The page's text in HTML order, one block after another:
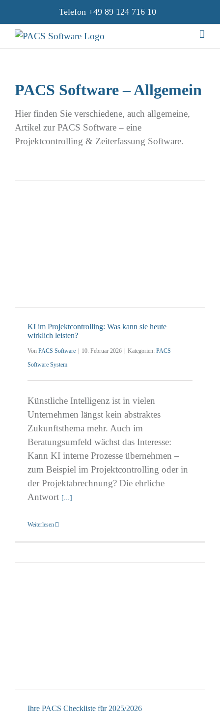
springen
Telefon +49 89 124 716 10
PACS Software – Allgemein
Hier finden Sie verschiedene, auch allgemeine,
Artikel zur PACS Software – eine
Projektcontrolling & Zeiterfassung Software.
KI im Projektcontrolling: Was kann sie heute
wirklich leisten?
Von PACS Software | 10. Februar 2026 | Kategorien: PACS
Software System
Künstliche Intelligenz ist in vielen
Unternehmen längst kein abstraktes
Zukunftsthema mehr. Auch im
Beratungsumfeld wächst das Interesse:
Kann KI interne Prozesse übernehmen –
zum Beispiel im Projektcontrolling oder in
der Projektabrechnung? Die ehrliche
Antwort [...]
Weiterlesen
Ihre PACS Checkliste für 2025/2026